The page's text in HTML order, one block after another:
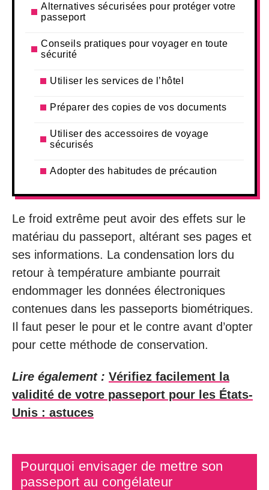
Alternatives sécurisées pour protéger votre
passeport
Conseils pratiques pour voyager en toute
sécurité
Utiliser les services de l’hôtel
Préparer des copies de vos documents
Utiliser des accessoires de voyage
sécurisés
Adopter des habitudes de précaution
Le froid extrême peut avoir des effets sur le
matériau du passeport, altérant ses pages et
ses informations. La condensation lors du
retour à température ambiante pourrait
endommager les données électroniques
contenues dans les passeports biométriques.
Il faut peser le pour et le contre avant d’opter
pour cette méthode de conservation.
Lire également : Vérifiez facilement la
validité de votre passeport pour les États-
Unis : astuces
Pourquoi envisager de mettre son
passeport au congélateur